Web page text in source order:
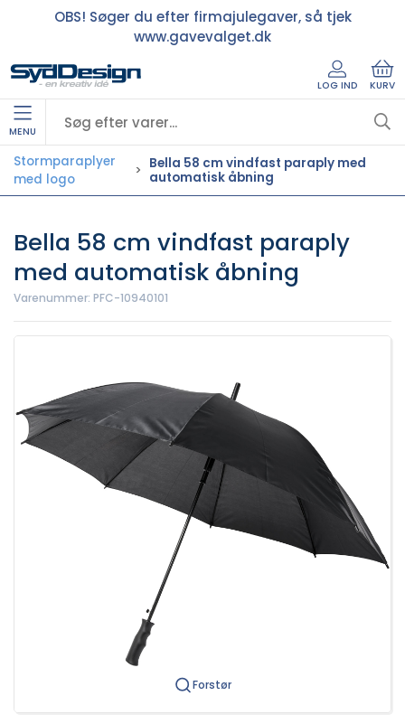
OBS! Søger du efter firmajulegaver, så tjek
www.gavevalget.dk
LOG IND KURV
MENU
Stormparaplyer
med logo
Bella 58 cm vindfast paraply med
automatisk åbning
Bella 58 cm vindfast paraply
med automatisk åbning
Varenummer: PFC-10940101
Forstør